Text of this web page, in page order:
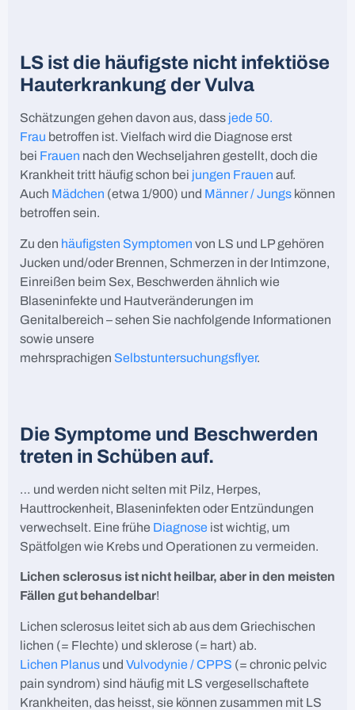
LS ist die häufigste nicht infektiöse
Hauterkrankung der Vulva
Schätzungen gehen davon aus, dass jede 50.
Frau betroffen ist. Vielfach wird die Diagnose erst
bei Frauen nach den Wechseljahren gestellt, doch die
Krankheit tritt häufig schon bei jungen Frauen auf.
Auch Mädchen (etwa 1/900) und Männer / Jungs können
betroffen sein.
Zu den häufigsten Symptomen von LS und LP gehören
Jucken und/oder Brennen, Schmerzen in der Intimzone,
Einreißen beim Sex, Beschwerden ähnlich wie
Blaseninfekte und Hautveränderungen im
Genitalbereich – sehen Sie nachfolgende Informationen
sowie unsere
mehrsprachigen Selbstuntersuchungsflyer.
Die Symptome und Beschwerden
treten in Schüben auf.
… und werden nicht selten mit Pilz, Herpes,
Hauttrockenheit, Blaseninfekten oder Entzündungen
verwechselt. Eine frühe Diagnose ist wichtig, um
Spätfolgen wie Krebs und Operationen zu vermeiden.
Lichen sclerosus ist nicht heilbar, aber in den meisten
Fällen gut behandelbar!
Lichen sclerosus leitet sich ab aus dem Griechischen
lichen (= Flechte) und sklerose (= hart) ab.
Lichen Planus und Vulvodynie / CPPS (= chronic pelvic
pain syndrom) sind häufig mit LS vergesellschaftete
Krankheiten, das heisst, sie können zusammen mit LS